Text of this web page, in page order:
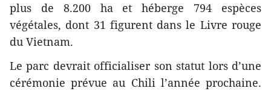
plus de 8.200 ha et héberge 794 espèces
végétales, dont 31 figurent dans le Livre rouge
du Vietnam.
Le parc devrait officialiser son statut lors d’une
cérémonie prévue au Chili l’année prochaine.